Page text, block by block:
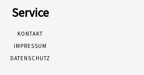
Service
KONTAKT
IMPRESSUM
DATENSCHUTZ